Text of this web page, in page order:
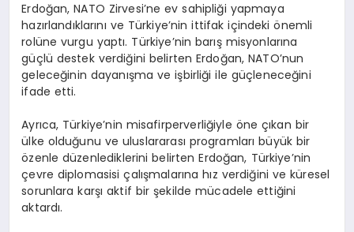
Erdoğan, NATO Zirvesi’ne ev sahipliği yapmaya
hazırlandıklarını ve Türkiye’nin ittifak içindeki önemli
rolüne vurgu yaptı. Türkiye’nin barış misyonlarına
güçlü destek verdiğini belirten Erdoğan, NATO’nun
geleceğinin dayanışma ve işbirliği ile güçleneceğini
ifade etti.
Ayrıca, Türkiye’nin misafirperverliğiyle öne çıkan bir
ülke olduğunu ve uluslararası programları büyük bir
özenle düzenlediklerini belirten Erdoğan, Türkiye’nin
çevre diplomasisi çalışmalarına hız verdiğini ve küresel
sorunlara karşı aktif bir şekilde mücadele ettiğini
aktardı.